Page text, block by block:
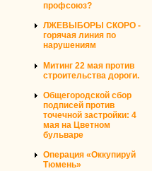
профсоюз?
ЛЖЕВЫБОРЫ СКОРО -
горячая линия по
нарушениям
Митинг 22 мая против
строительства дороги.
Общегородской сбор
подписей против
точечной застройки: 4
мая на Цветном
бульваре
Операция «Оккупируй
Тюмень»